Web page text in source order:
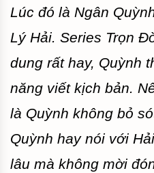
Lúc đó là Ngân
Lý Hải. Series Trọn
dung rất hay, Quỳnh
năng viết kịch bản.
là Quỳnh không bỏ
Quỳnh hay nói với
lâu mà không mời